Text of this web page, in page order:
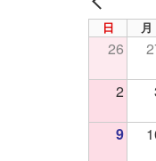
PREV
日 月
26
2
9